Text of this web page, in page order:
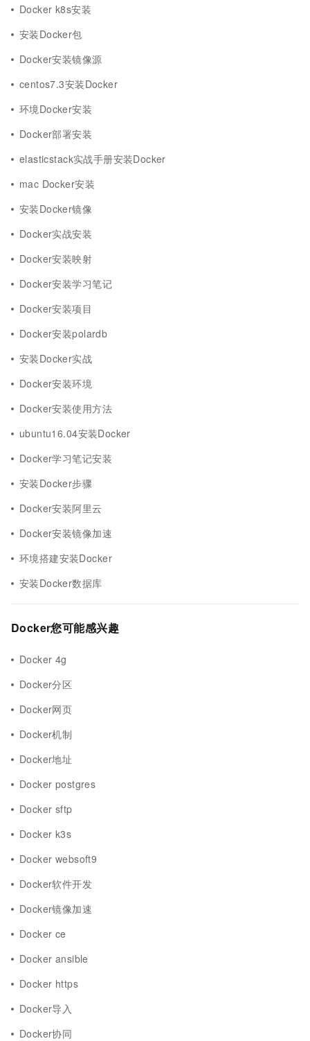
Docker k8s安装
安装Docker包
Docker安装镜像源
centos7.3安装Docker
环境Docker安装
Docker部署安装
elasticstack实战手册安装Docker
mac Docker安装
安装Docker镜像
Docker实战安装
Docker安装映射
Docker安装学习笔记
Docker安装项目
Docker安装polardb
安装Docker实战
Docker安装环境
Docker安装使用方法
ubuntu16.04安装Docker
Docker学习笔记安装
安装Docker步骤
Docker安装阿里云
Docker安装镜像加速
环境搭建安装Docker
安装Docker数据库
Docker您可能感兴趣
Docker 4g
Docker分区
Docker网页
Docker机制
Docker地址
Docker postgres
Docker sftp
Docker k3s
Docker websoft9
Docker软件开发
Docker镜像加速
Docker ce
Docker ansible
Docker https
Docker导入
Docker协同